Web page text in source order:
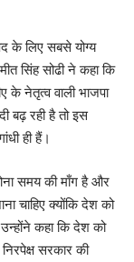
के लिए सबसे योग्य
सिंह सोढी ने कहा कि
नेतृत्व वाली भाजपा
बढ़ रही है तो इस
ही हैं।
समय की माँग है और
चाहिए क्योंकि देश को
कहा कि देश को
सरकार की